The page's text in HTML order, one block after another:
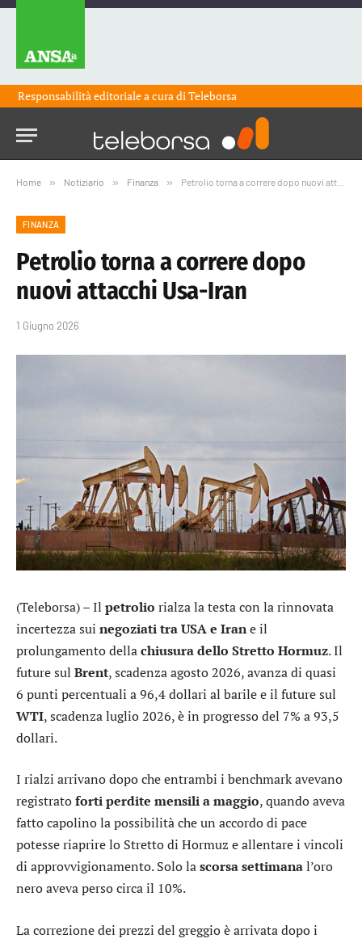
Responsabilità editoriale a cura diTeleborsa
Home » Notiziario » Finanza » Petrolio torna a correre dopo nuovi attacchi Usa-Iran
FINANZA
Petrolio torna a correre dopo
nuovi attacchi Usa-Iran
1 Giugno 2026
(Teleborsa) – Il petrolio rialza la testa con la rinnovata
incertezza sui negoziati tra USA e Irane il
prolungamento dellachiusura dello Stretto Hormuz. Il
future sul Brent, scadenza agosto 2026, avanza di quasi
6 punti percentuali a 96,4 dollari al barile e il future sul
WTI, scadenza luglio 2026, è in progresso del 7% a 93,5
dollari.
I rialzi arrivano dopo che entrambi i benchmark avevano
registratoforti perdite mensili a maggio, quando aveva
fatto capolino la possibilità che un accordo di pace
potesse riaprire lo Stretto di Hormuz e allentare i vincoli
di approvvigionamento. Solo lascorsa settimanal’oro
nero aveva perso circa il 10%.
La correzione dei prezzi del greggio è arrivata dopo i